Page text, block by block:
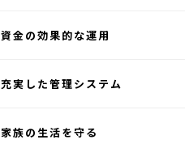
資金の効果的な運用
充実した管理システム
家族の生活を守る